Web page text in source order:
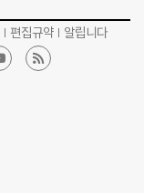
편집규약 알립니다